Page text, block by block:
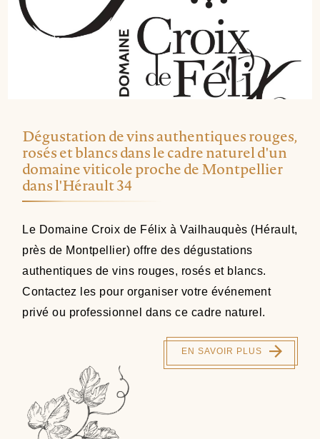
Dégustation de vins authentiques rouges,
rosés et blancs dans le cadre naturel d'un
domaine viticole proche de Montpellier
dans l'Hérault 34
Le Domaine Croix de Félix à Vailhauquès (Hérault,
près de Montpellier) offre des dégustations
authentiques de vins rouges, rosés et blancs.
Contactez les pour organiser votre événement
privé ou professionnel dans ce cadre naturel.
EN SAVOIR PLUS